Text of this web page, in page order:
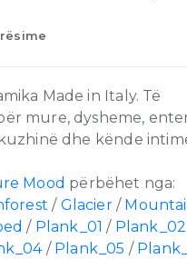
Made in Italy. Të
mure, dysheme,
dhe kënde
Mood përbëhet nga:
/ Glacier/
/ Plank_01 / Plank_02
/ Plank_05 /